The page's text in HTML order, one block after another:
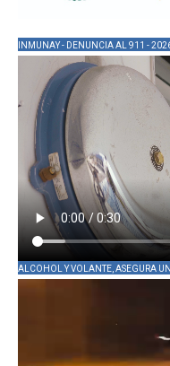
INMUNAY - DENUNCIA AL 911 -
ALCOHOL Y VOLANTE, ASEGURA